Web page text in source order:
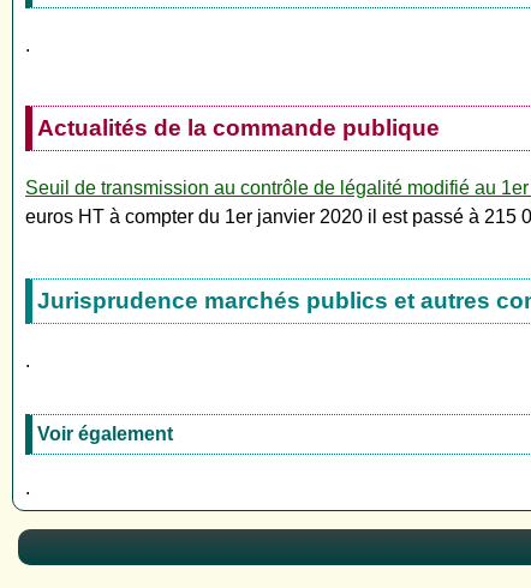
.
Actualités de la commande publique
Seuil de transmission au contrôle de légalité modifié au
euros HT à compter du 1er janvier 2020 il est passé à 215
Jurisprudence marchés publics et autres
.
Voir également
.